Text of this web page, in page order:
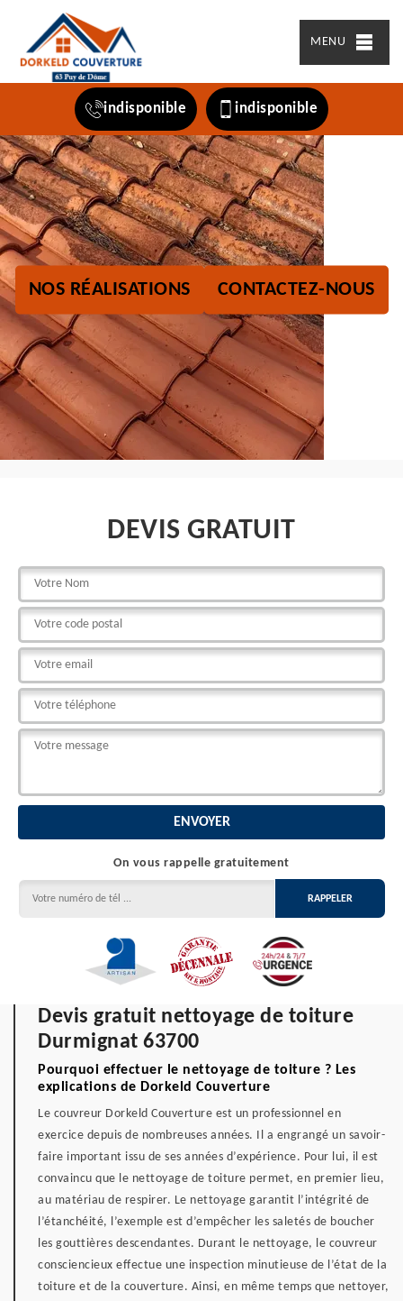
MENU
indisponible indisponible
NOS RÉALISATIONS CONTACTEZ-NOUS
DEVIS GRATUIT
On vous rappelle gratuitement
Devis gratuit nettoyage de toiture
Durmignat 63700
Pourquoi effectuer le nettoyage de toiture ? Les
explications de Dorkeld Couverture
Le couvreur Dorkeld Couverture est un professionnel en
exercice depuis de nombreuses années. Il a engrangé un savoir-
faire important issu de ses années d’expérience. Pour lui, il est
convaincu que le nettoyage de toiture permet, en premier lieu,
au matériau de respirer. Le nettoyage garantit l’intégrité de
l’étanchéité, l’exemple est d’empêcher les saletés de boucher
les gouttières descendantes. Durant le nettoyage, le couvreur
consciencieux effectue une inspection minutieuse de l’état de la
toiture et de la couverture. Ainsi, en même temps que nettoyer,